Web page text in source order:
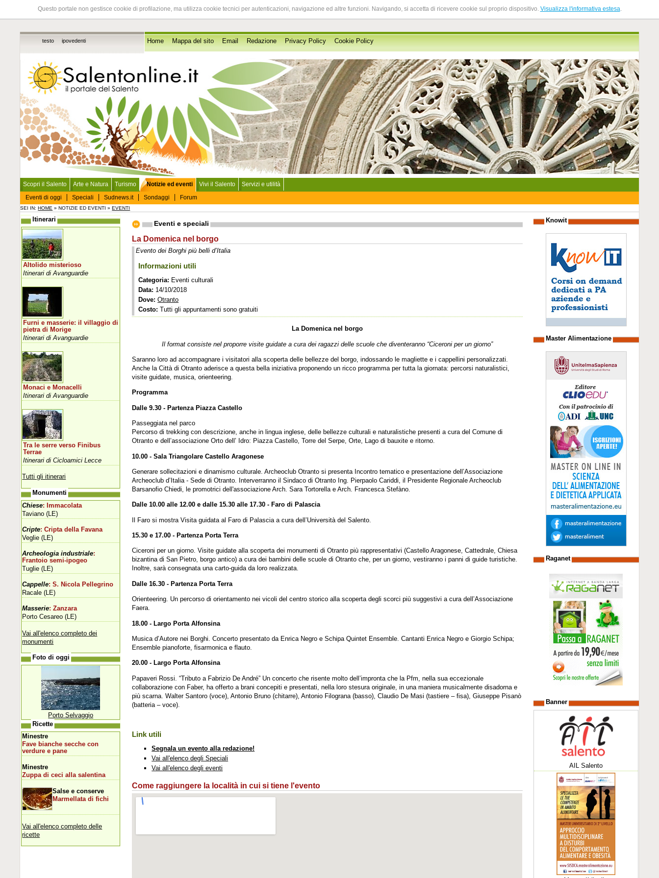
Questo portale non gestisce cookie di profilazione, ma utilizza cookie tecnici per autenticazioni, navigazione ed altre funzioni. Navigando, si accetta di ricevere cookie sul proprio dispositivo. Visualizza l'informativa estesa.
testo ipovedenti Home Mappa del sito Email Redazione Privacy Policy Cookie Policy
Scopri il Salento Arte e Natura Turismo
Notizie ed eventi
Eventi di oggi
Speciali Sudnews.it Sondaggi Forum
Vivi il Salento Servizi e utilità
SEI IN:HOME » NOTIZIE ED EVENTI »EVENTI
Eventi e speciali
La Domenica nel borgo
Evento dei Borghi più belli d’Italia
Informazioni utili
Categoria: Eventi culturali
Data: 14/10/2018
Dove: Otranto
Costo: Tutti gli appuntamenti sono gratuiti
La Domenica nel borgo
Il format consiste nel proporre visite guidate a cura dei ragazzi delle scuole che diventeranno “Ciceroni per un giorno”
Saranno loro ad accompagnare i visitatori alla scoperta delle bellezze del borgo, indossando le magliette e i cappellini personalizzati.
Anche la Città di Otranto aderisce a questa bella iniziativa proponendo un ricco programma per tutta la giornata: percorsi naturalistici,
visite guidate, musica, orienteering.
Programma
Dalle 9.30 - Partenza Piazza Castello
Passeggiata nel parco
Percorso di trekking con descrizione, anche in lingua inglese, delle bellezze culturali e naturalistiche presenti a cura del Comune di
Otranto e dell’associazione Orto dell’ Idro: Piazza Castello, Torre del Serpe, Orte, Lago di bauxite e ritorno.
10.00 - Sala Triangolare Castello Aragonese
Generare sollecitazioni e dinamismo culturale. Archeoclub Otranto si presenta Incontro tematico e presentazione dell’Associazione
Archeoclub d’Italia - Sede di Otranto. Interverranno il Sindaco di Otranto Ing. Pierpaolo Cariddi, il Presidente Regionale Archeoclub
Barsanofio Chiedi, le promotrici dell'associazione Arch. Sara Tortorella e Arch. Francesca Stefàno.
Dalle 10.00 alle 12.00 e dalle 15.30 alle 17.30 - Faro di Palascia
Il Faro si mostra Visita guidata al Faro di Palascia a cura dell’Università del Salento.
15.30 e 17.00 - Partenza Porta Terra
Ciceroni per un giorno. Visite guidate alla scoperta dei monumenti di Otranto più rappresentativi (Castello Aragonese, Cattedrale, Chiesa
bizantina di San Pietro, borgo antico) a cura dei bambini delle scuole di Otranto che, per un giorno, vestiranno i panni di guide turistiche.
Inoltre, sarà consegnata una carto-guida da loro realizzata.
Dalle 16.30 - Partenza Porta Terra
Orienteering. Un percorso di orientamento nei vicoli del centro storico alla scoperta degli scorci più suggestivi a cura dell’Associazione
Faera.
18.00 - Largo Porta Alfonsina
Musica d’Autore nei Borghi. Concerto presentato da Enrica Negro e Schipa Quintet Ensemble. Cantanti Enrica Negro e Giorgio Schipa;
Ensemble pianoforte, fisarmonica e flauto.
20.00 - Largo Porta Alfonsina
Papaveri Rossi. “Tributo a Fabrizio De André” Un concerto che risente molto dell’impronta che la Pfm, nella sua eccezionale
collaborazione con Faber, ha offerto a brani concepiti e presentati, nella loro stesura originale, in una maniera musicalmente disadorna e
più scarna. Walter Santoro (voce), Antonio Bruno (chitarre), Antonio Filograna (basso), Claudio De Masi (tastiere – fisa), Giuseppe Pisanò
(batteria – voce).
Link utili
Segnala un evento alla redazione!
Vai all'elenco degli Speciali
Vai all'elenco degli eventi
Come raggiungere la località in cui si tiene l'evento
Itinerari
Altolido misterioso
Itinerari di Avanguardie
Furni e masserie: il villaggio di
pietra di Morige
Itinerari di Avanguardie
Monaci e Monacelli
Itinerari di Avanguardie
Tra le serre verso Finibus
Terrae
Itinerari di Cicloamici Lecce
Tutti gli itinerari
Monumenti
Chiese: Immacolata
Taviano (LE)
Cripte: Cripta della Favana
Veglie (LE)
Archeologia industriale:
Frantoio semi-ipogeo
Tuglie (LE)
Cappelle: S. Nicola Pellegrino
Racale (LE)
Masserie: Zanzara
Porto Cesareo (LE)
Vai all'elenco completo dei
monumenti
Foto di oggi
Porto Selvaggio
Ricette
Minestre
Fave bianche secche con
verdure e pane
Minestre
Zuppa di ceci alla salentina
Salse e conserve
Marmellata di fichi
Vai all'elenco completo delle
ricette
Knowit
Master Alimentazione
Raganet
Banner
AIL Salento